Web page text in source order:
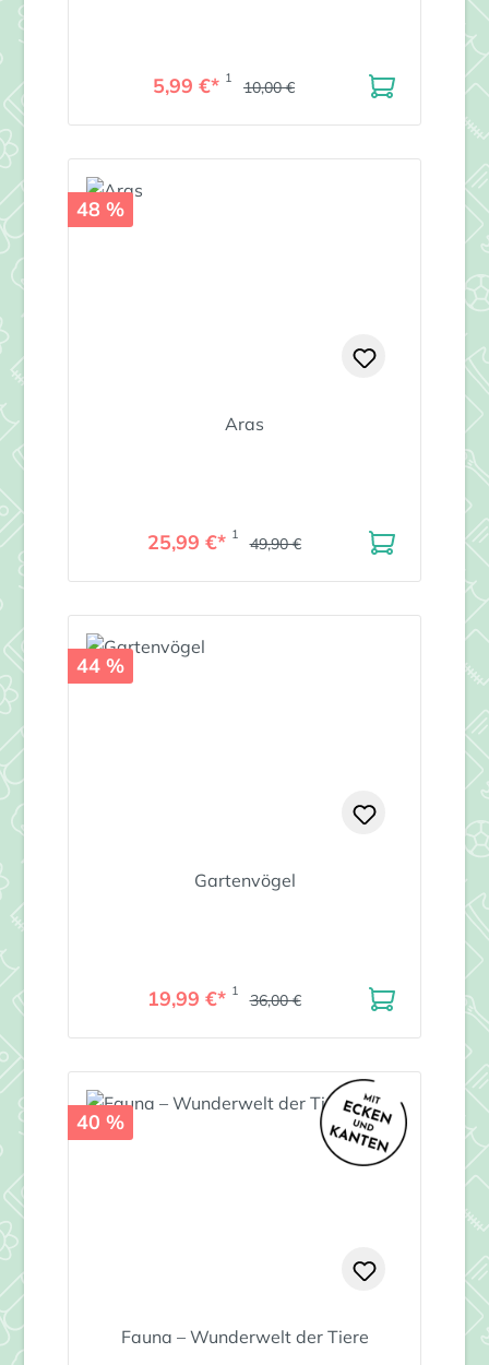
5,99 €* 1 10,00 €
48 %
Aras
25,99 €* 1 49,90 €
44 %
Gartenvögel
19,99 €* 1 36,00 €
40 %
Fauna – Wunderwelt der Tiere